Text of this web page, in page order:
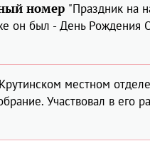
номер "Праздник на
он был - День Рождения
местном
Участвовал в его